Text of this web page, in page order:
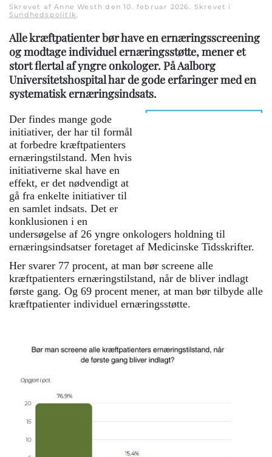
Skrevet af Anne Westh den10. februar 2026. Skrevet i
Sundhedspolitik.
Alle kræftpatienter bør have en ernæringsscreening
og modtage individuel ernæringsstøtte, mener et
stort flertal af yngre onkologer. På Aalborg
Universitetshospital har de gode erfaringer med en
systematisk ernæringsindsats.
Der findes mange gode
initiativer, der har til formål
at forbedre kræftpatienters
ernæringstilstand. Men hvis
initiativerne skal have en
effekt, er det nødvendigt at
gå fra enkelte initiativer til
en samlet indsats. Det er
konklusionen i en
undersøgelse af 26 yngre onkologers holdning til
ernæringsindsatser foretaget af Medicinske Tidsskrifter.
Her svarer 77 procent, at man bør screene alle
kræftpatienters ernæringstilstand, når de bliver indlagt
første gang. Og 69 procent mener, at man bør tilbyde alle
kræftpatienter individuel ernæringsstøtte.